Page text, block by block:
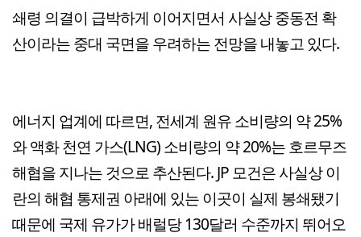
쇄령 의결이 급박하게 이어지면서 사실상 중동전 확
산이라는 중대 국면을 우려하는 전망을 내놓고 있다.
에너지 업계에 따르면, 전세계 원유 소비량의 약 25%
와 액화 천연 가스(LNG) 소비량의 약 20%는 호르무즈
해협을 지나는 것으로 추산된다. JP 모건은 사실상 이
란의 해협 통제권 아래에 있는 이곳이 실제 봉쇄됐기
때문에 국제 유가가 배럴당 130달러 수준까지 뛰어오